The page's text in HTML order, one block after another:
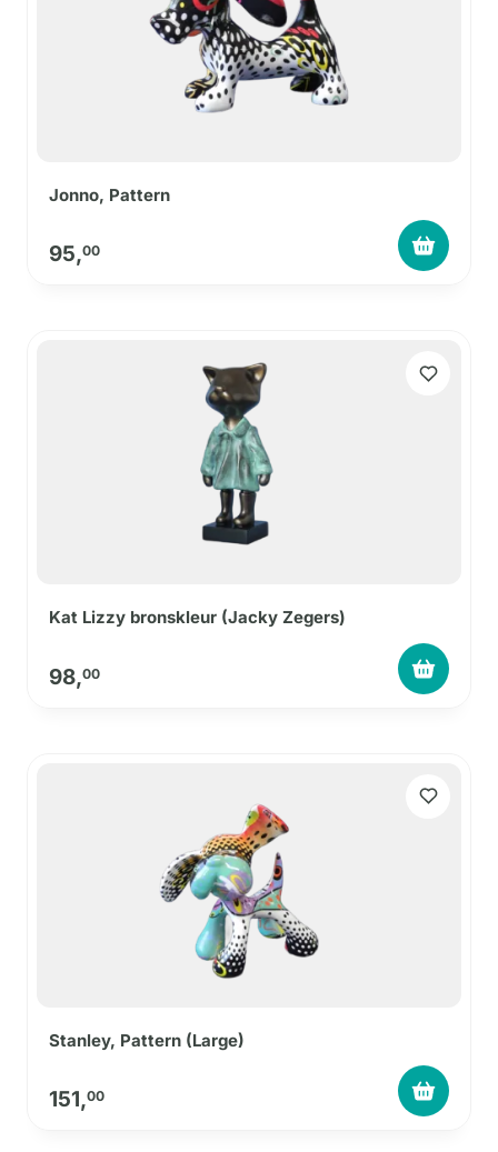
Jonno, Pattern
95,00
Kat Lizzy bronskleur (Jacky Zegers)
98,00
Stanley, Pattern (Large)
151,00